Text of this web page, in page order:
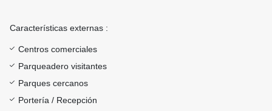
Características externas :
Centros comerciales
Parqueadero visitantes
Parques cercanos
Portería / Recepción